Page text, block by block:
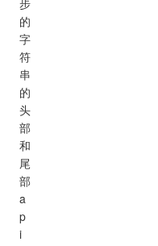
步
的
字
符
串
的
头
部
和
尾
部
a
p
i